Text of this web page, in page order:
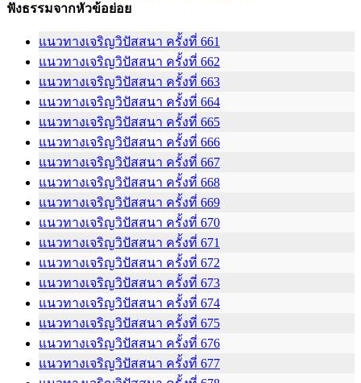
ฟังธรรมจากหัวข้อย่อย
แนวทางเจริญวิปัสสนา ครั้งที่ 661
แนวทางเจริญวิปัสสนา ครั้งที่ 662
แนวทางเจริญวิปัสสนา ครั้งที่ 663
แนวทางเจริญวิปัสสนา ครั้งที่ 664
แนวทางเจริญวิปัสสนา ครั้งที่ 665
แนวทางเจริญวิปัสสนา ครั้งที่ 666
แนวทางเจริญวิปัสสนา ครั้งที่ 667
แนวทางเจริญวิปัสสนา ครั้งที่ 668
แนวทางเจริญวิปัสสนา ครั้งที่ 669
แนวทางเจริญวิปัสสนา ครั้งที่ 670
แนวทางเจริญวิปัสสนา ครั้งที่ 671
แนวทางเจริญวิปัสสนา ครั้งที่ 672
แนวทางเจริญวิปัสสนา ครั้งที่ 673
แนวทางเจริญวิปัสสนา ครั้งที่ 674
แนวทางเจริญวิปัสสนา ครั้งที่ 675
แนวทางเจริญวิปัสสนา ครั้งที่ 676
แนวทางเจริญวิปัสสนา ครั้งที่ 677